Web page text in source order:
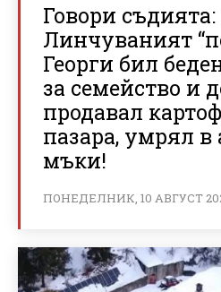
Говори съдията:
Линчуваният
Георги бил
за семейство и
продавал
пазара, умрял в
мъки!
ПОНЕДЕЛНИК, 10 АВГУСТ